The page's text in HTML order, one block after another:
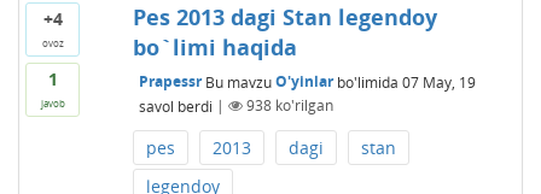
+4
ovoz
1
javob
Pes 2013 dagi Stan legendoy
bo`limi haqida
Prapessr Bu mavzuO'yinlarbo'limida 07 May, 19
savol berdi | 938ko'rilgan
pes 2013 dagi
stan
legendoy